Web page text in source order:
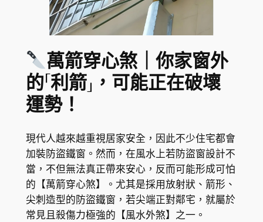
萬箭穿心煞｜你家窗外
的「利箭」，可能正在破壞
運勢！
現代人越來越重視居家安全，因此不少住宅都會
加裝防盜鐵窗。然而，在風水上若防盜窗設計不
當，不但無法真正帶來安心，反而可能形成可怕
的【萬箭穿心煞】。尤其是採用放射狀、箭形、
尖刺造型的防盜鐵窗，若尖端正對鄰宅，就屬於
常見且殺傷力極強的【風水外煞】之一。